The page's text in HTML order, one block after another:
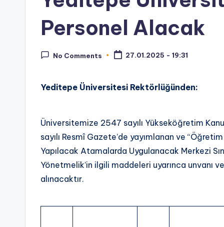
Personel Alacak
No Comments 27.01.2025 - 19:31
Yeditepe Üniversitesi Rektörlüğünden:
Üniversitemize 2547 sayılı Yükseköğretim
sayılı Resmî Gazete’de yayımlanan ve
Yapılacak Atamalarda Uygulanacak Merkezi
Yönetmelik’in ilgili maddeleri uyarınca unvanı
alınacaktır.